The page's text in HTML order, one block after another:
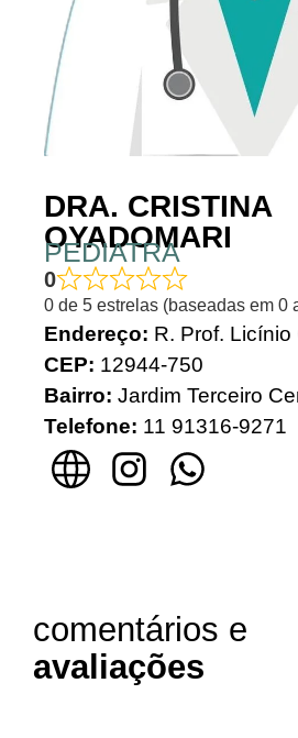
DRA. CRISTINA
OYADOMARI
PEDIATRA
0
0 de 5 estrelas (baseadas em 0
Endereço: R. Prof.
CEP: 12944-750
Bairro: Jardim Terceiro
Telefone: 11 91316-9271
comentários e
avaliações